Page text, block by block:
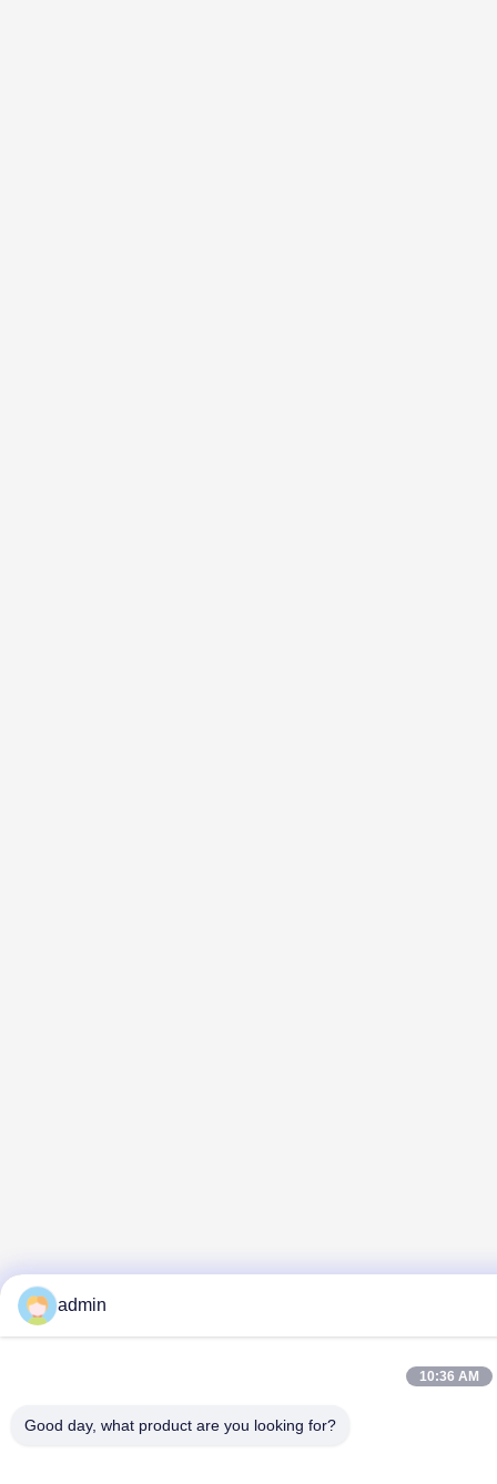
admin
10:36 AM
Good day, what product are you looking for?